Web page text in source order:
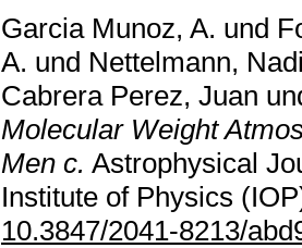
Garcia Munoz, A. und
A. und Nettelmann,
Cabrera Perez, Juan
Molecular Weight
Men c. Astrophysical
Institute of Physics
10.3847/2041-8213/